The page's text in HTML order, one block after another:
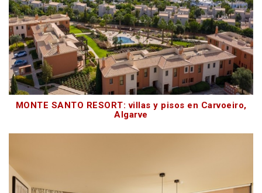
MONTE SANTO RESORT: villas y pisos en Carvoeiro,
Algarve